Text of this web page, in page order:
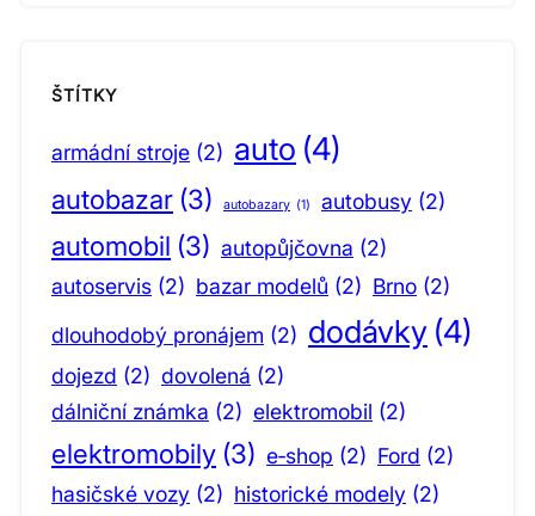
ŠTÍTKY
armádní stroje (2) auto (4)
autobazar (3) autobazary (1) autobusy (2)
automobil (3) autopůjčovna (2)
autoservis (2) bazar modelů (2) Brno (2)
dlouhodobý pronájem (2) dodávky (4)
dojezd (2) dovolená (2)
dálniční známka (2) elektromobil (2)
elektromobily (3) e‑shop (2) Ford (2)
hasičské vozy (2) historické modely (2)